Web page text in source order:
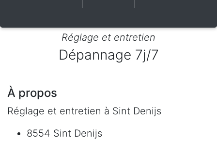
Réglage et entretien
Dépannage 7j/7
À propos
Réglage et entretien à Sint Denijs
8554 Sint Denijs